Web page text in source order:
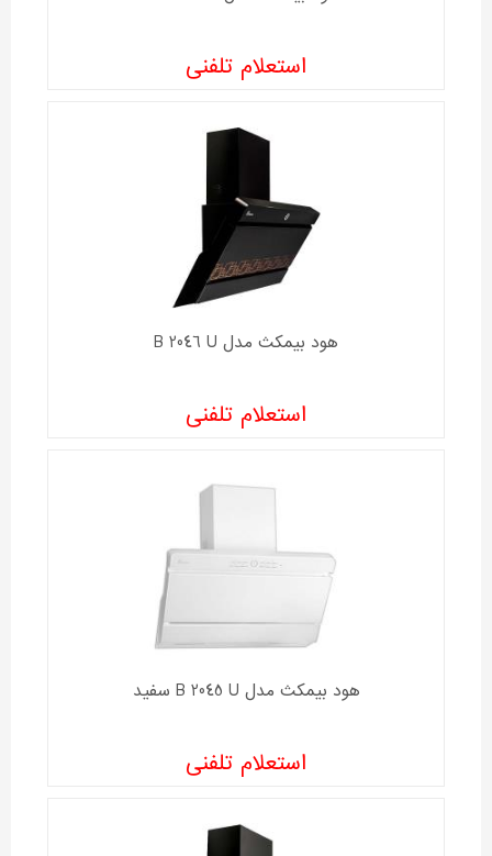
استعلام تلفنی
هود بیمکث مدل B 2046 U
استعلام تلفنی
هود بیمکث مدل B 2045 U سفید
استعلام تلفنی